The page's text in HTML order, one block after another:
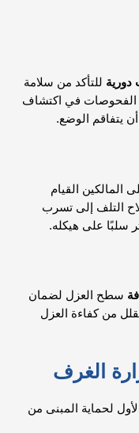
للتأكد من سلامة
الفحوصات في اكتشاف
يتفاقم الوضع.
القيام
التلف إلى تسرب
سلبًا على هيكله.
سطح العزل لضمان
من كفاءة العزل
الغرف
لحماية المبنى من